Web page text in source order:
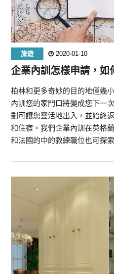
旅遊 2020-01-10
企業內訓怎樣申請，如
柏林和更多奇妙的目的地僅幾
內訓您的家門口將變成您下一
劃可讓您靈活地出入，並始終
和住宿。我們企業內訓在英格
和法國的中的教練職位也可探